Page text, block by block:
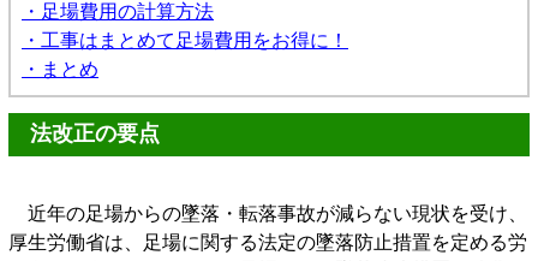
・足場費用の計算方法
・工事はまとめて足場費用をお得に！
・まとめ
法改正の要点
近年の足場からの墜落・転落事故が減らない現状を受け、
厚生労働省は、足場に関する法定の墜落防止措置を定める労